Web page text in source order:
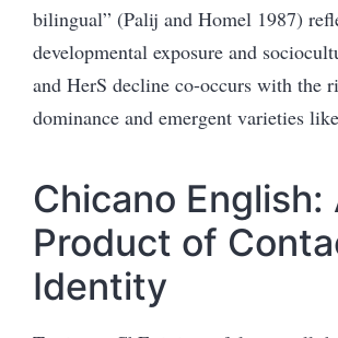
bilingual” (Palij and Homel 1987)
developmental exposure and
and HerS decline co-occurs with the
dominance and emergent varieties
Chicano English:
Product of
Identity